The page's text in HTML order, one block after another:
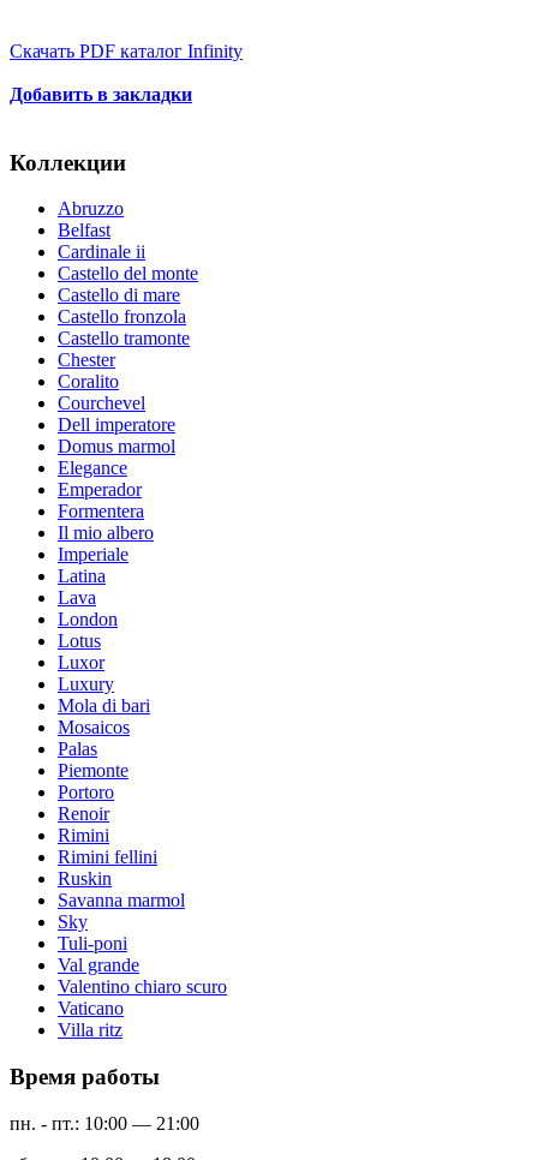
Скачать PDF каталог Infinity
Добавить в закладки
Коллекции
Abruzzo
Belfast
Cardinale ii
Castello del monte
Castello di mare
Castello fronzola
Castello tramonte
Chester
Coralito
Courchevel
Dell imperatore
Domus marmol
Elegance
Emperador
Formentera
Il mio albero
Imperiale
Latina
Lava
London
Lotus
Luxor
Luxury
Mola di bari
Mosaicos
Palas
Piemonte
Portoro
Renoir
Rimini
Rimini fellini
Ruskin
Savanna marmol
Sky
Tuli-poni
Val grande
Valentino chiaro scuro
Vaticano
Villa ritz
Время работы
пн. - пт.: 10:00 — 21:00